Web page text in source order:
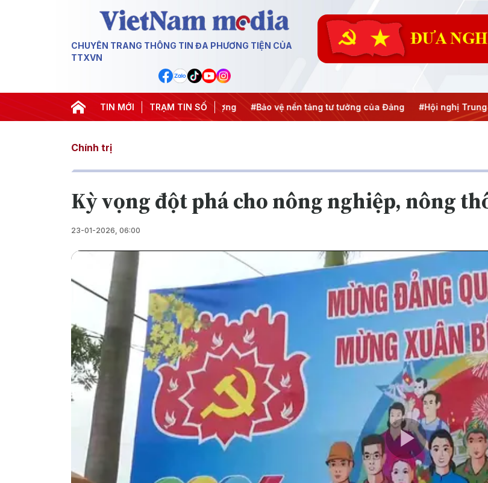
CHUYÊN TRANG THÔNG TIN ĐA PHƯƠNG TIỆN CỦA
TTXVN
TIN MỚI TRẠM TIN SỐ
#Căng thẳng Trung Đông #An ninh năng lượng #Bảo vệ nền tảng tư tưởng của Đảng #Hội nghị Trung ương
Chính trị
Kỳ vọng đột phá cho nông nghiệp, nông
23-01-2026, 06:00
Play